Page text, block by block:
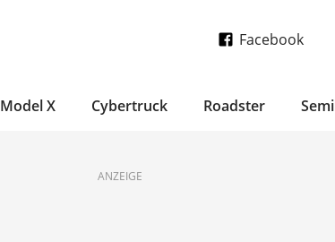
Facebook
Model X Cybertruck Roadster Semi
ANZEIGE